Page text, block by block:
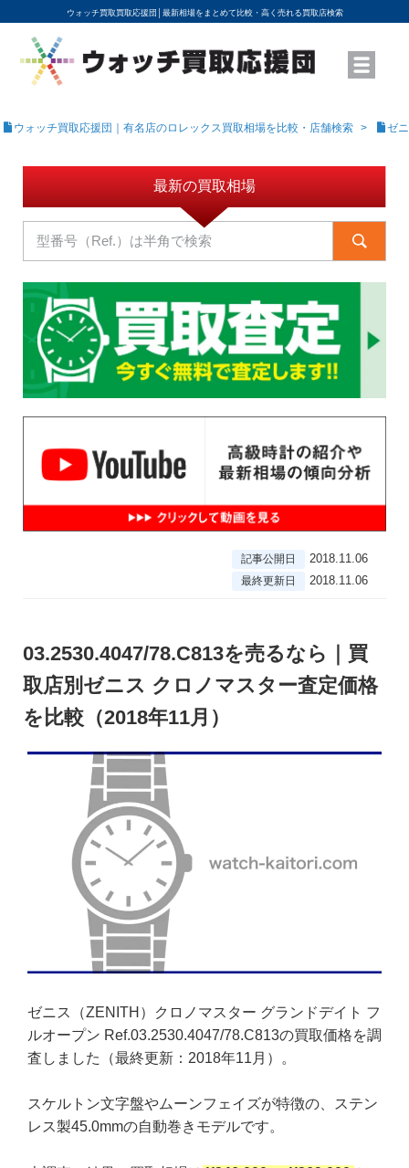
ウォッチ買取買取応援団│ 最新相場をまとめて比較・高く売れる買取店検索
YouTubeで動画を公開中
ROLEXモデル名から買取相場を調べる
高級時計ブランド名から買取相場を調べる
地域から買取店を探す
店舗名から買取店を探す
ブランド時計を高く売る方法
買取査定を依頼する
ウォッチ買取応援団｜有名店のロレックス買取相場を比較・店舗検索 ゼ
最新の買取相場
記事公開日 2018.11.06
最終更新日 2018.11.06
03.2530.4047/78.C813を売るなら｜買
取店別ゼニス クロノマスター査定価格
を比較（2018年11月）
ゼニス（ZENITH）クロノマスター グランドデイト フ
ルオープン Ref.03.2530.4047/78.C813の買取価格を調
査しました（最終更新：2018年11月）。
スケルトン文字盤やムーンフェイズが特徴の、ステン
レス製45.0mmの自動巻きモデルです。